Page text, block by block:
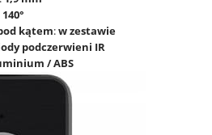
140°
kątem:w zestawie
podczerwieni IR
/ ABS